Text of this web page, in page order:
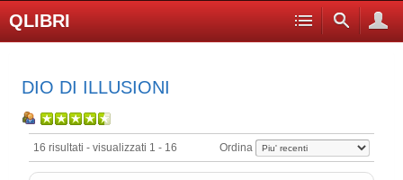
QLIBRI
DIO DI ILLUSIONI
16 risultati - visualizzati 1 - 16 Ordina